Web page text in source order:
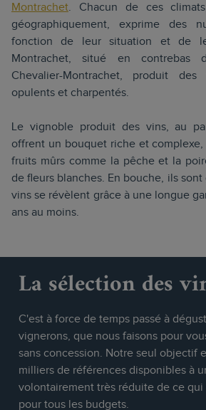
Montrachet. Chacun de ces
géographiquement, exprime des
fonction de leur situation et de
Montrachet, situé en contrebas
Chevalier-Montrachet, produit
opulents et charpentés.
Le vignoble produit des vins, au
offrent un bouquet riche et
fruits mûrs comme la pêche et la
de fleurs blanches. En bouche, ils
vins se révèlent grâce à une longue
ans au moins.
La sélection des
C'est à force de temps passé à
vignerons, que nous faisons pour
sans concession. Notre seul objectif
milliers de références disponibles à
volontairement très réduite de ce
pour tous les budgets.